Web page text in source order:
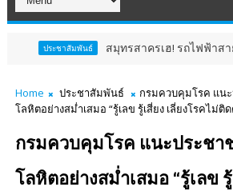
สมุทรสาครเฮ! รถไฟฟ้าสายสีแดงเข้
Home ประชาสัมพันธ์
กรมควบคุมโรค แน
โลหิตอย่างสม่ำเสมอ “รู้เลข รู้เสี่ยง เลี่ยงโรคไม่ติ
กรมควบคุมโรค แนะประช
โลหิตอย่างสม่ำเสมอ “รู้เลข